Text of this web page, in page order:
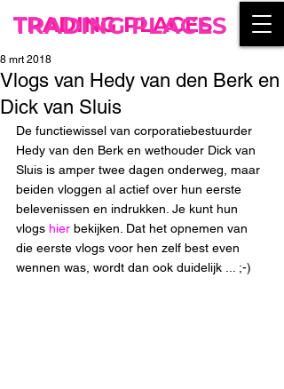
TRADING PLACES
TRADING PLACES
Vlogs van Hedy van den Berk en
Dick van Sluis
8 mrt 2018
De functiewissel van corporatiebestuurder
Hedy van den Berk en wethouder Dick van
Sluis is amper twee dagen onderweg, maar
beiden vloggen al actief over hun eerste
belevenissen en indrukken. Je kunt hun
vlogs hier bekijken. Dat het opnemen van
die eerste vlogs voor hen zelf best even
wennen was, wordt dan ook duidelijk ... ;-)